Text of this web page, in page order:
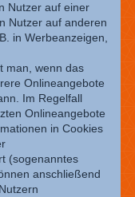
Nutzer auf einer
Nutzer auf anderen
in Werbeanzeigen,
man, wenn das
Onlineangebote
Im Regelfall
Onlineangebote
in Cookies
(sogenanntes
anschließend